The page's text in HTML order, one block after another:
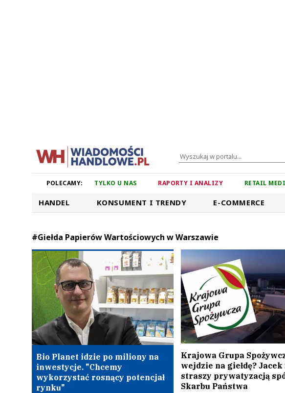
POLECAMY: TYLKO U NAS RAPORTY I ANALIZY RETAIL
HANDEL KONSUMENT I TRENDY E-COMMERCE
#Giełda Papierów Wartościowych w Warszawie
Bio Planet idzie po miliony na
inwestycje. "Chcemy
wykorzystać rosnący potencjał
rynku"
Krajowa Grupa
wejdzie na giełdę? Jacek
straszy prywatyzacją
Skarbu Państwa